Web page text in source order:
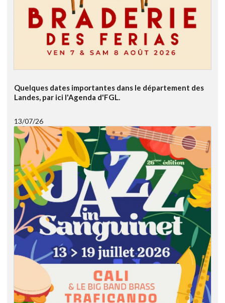
Quelques dates importantes dans le département des
Landes, par ici l'Agenda d'FGL.
13/07/26